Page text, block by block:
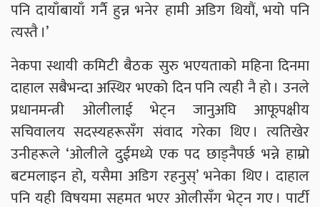
पनि दायाँबायाँ गर्नै हुन्न भनेर हामी अडिग थियौं, भयो पनि
त्यस्तै ।’
नेकपा स्थायी कमिटी बैठक सुरु भएयताको महिना दिनमा
दाहाल सबैभन्दा अस्थिर भएको दिन पनि त्यही नै हो । उनले
प्रधानमन्त्री ओलीलाई भेट्न जानुअघि आफूपक्षीय
सचिवालय सदस्यहरूसँग संवाद गरेका थिए । त्यतिखेर
उनीहरूले ‘ओलीले दुईमध्ये एक पद छाड्नैपर्छ भन्ने हाम्रो
बटमलाइन हो, यसैमा अडिग रहनुस्’ भनेका थिए । दाहाल
पनि यही विषयमा सहमत भएर ओलीसँग भेट्न गए । पार्टी